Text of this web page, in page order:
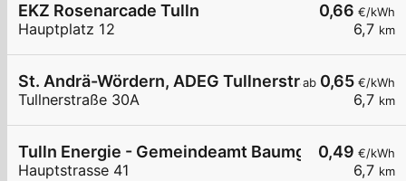
0,66 €/kWh
6,7 km
EKZ Rosenarcade Tulln
Hauptplatz 12
ab 0,65 €/kWh
6,7 km
St. Andrä-Wördern, ADEG Tullnerstraße
Tullnerstraße 30A
0,49 €/kWh
6,7 km
Tulln Energie - Gemeindeamt Baumgarten 1
Hauptstrasse 41